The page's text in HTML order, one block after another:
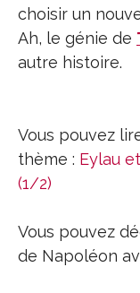
choisir un
Ah, le génie de
autre histoire.
Vous pouvez
thème : Eylau
(1/2)
Vous pouvez
de Napoléon